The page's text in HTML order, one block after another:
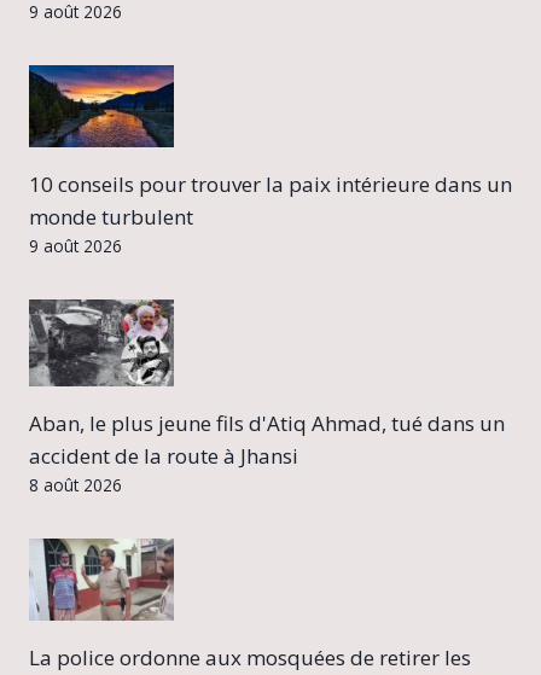
9 août 2026
10 conseils pour trouver la paix intérieure dans un
monde turbulent
9 août 2026
Aban, le plus jeune fils d'Atiq Ahmad, tué dans un
accident de la route à Jhansi
8 août 2026
La police ordonne aux mosquées de retirer les